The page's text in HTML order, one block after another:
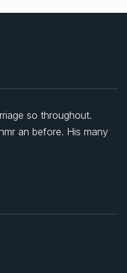
so throughout.
an before. His many